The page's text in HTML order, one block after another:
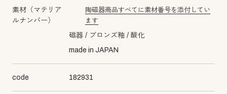
素材（マテリア
ルナンバー）
material number7ｼｰﾙ
陶磁器商品すべてに素材番号を添付してい
ます
磁器 ブロンズ釉
酸化
made in JAPAN
code 182931